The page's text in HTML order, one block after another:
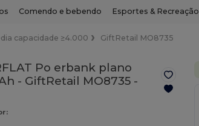
Comendo e bebendo Esportes & Recreação
capacidade ≥4.000 GiftRetail MO8735
Po erbank plano
- GiftRetail MO8735 -